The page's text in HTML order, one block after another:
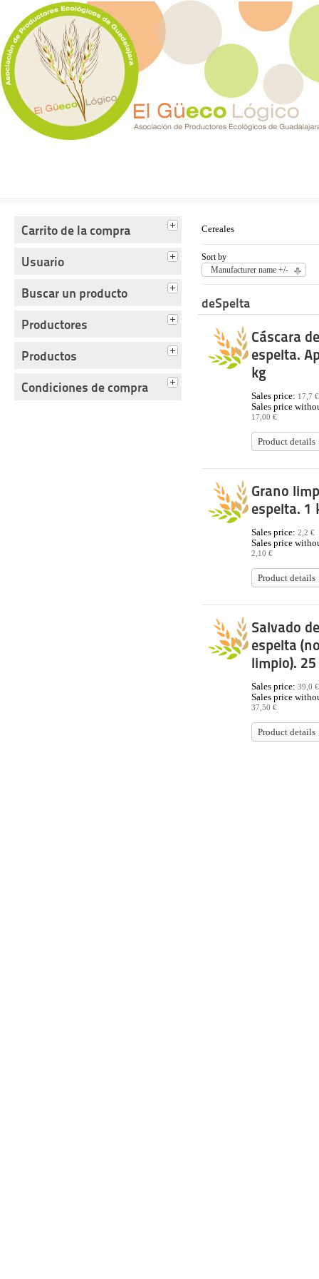
Carrito de la compra
Usuario
Buscar un producto
Productores
Productos
Condiciones de compra
Cereales
Sort by
Manufacturer name +/-
deSpelta
Cáscara de
espelta.
kg
Sales price: 17,7 €
Sales price
17,00 €
Product details
Grano
espelta. 1
Sales price: 2,2 €
Sales price
2,10 €
Product details
Salvado de
espelta
limpio).
Sales price: 39,0 €
Sales price
37,50 €
Product details